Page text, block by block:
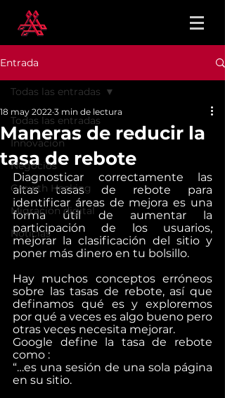
Entrada
Todas las entradas
Innovación
Negocios
Growth Hacking
Migración digital
Noticias
Todas las entradas
Maneras de reducir la
tasa de rebote
18 may 2022 3 min de lectura
Diagnosticar correctamente las
altas tasas de rebote para
identificar áreas de mejora es una
forma útil de aumentar la
participación de los usuarios,
mejorar la clasificación del sitio y
poner más dinero en tu bolsillo.
Hay muchos conceptos erróneos
sobre las tasas de rebote, así que
definamos qué es y exploremos
por qué a veces es algo bueno pero
otras veces necesita mejorar.
Google define la tasa de rebote
como :
“…es una sesión de una sola página
en su sitio.